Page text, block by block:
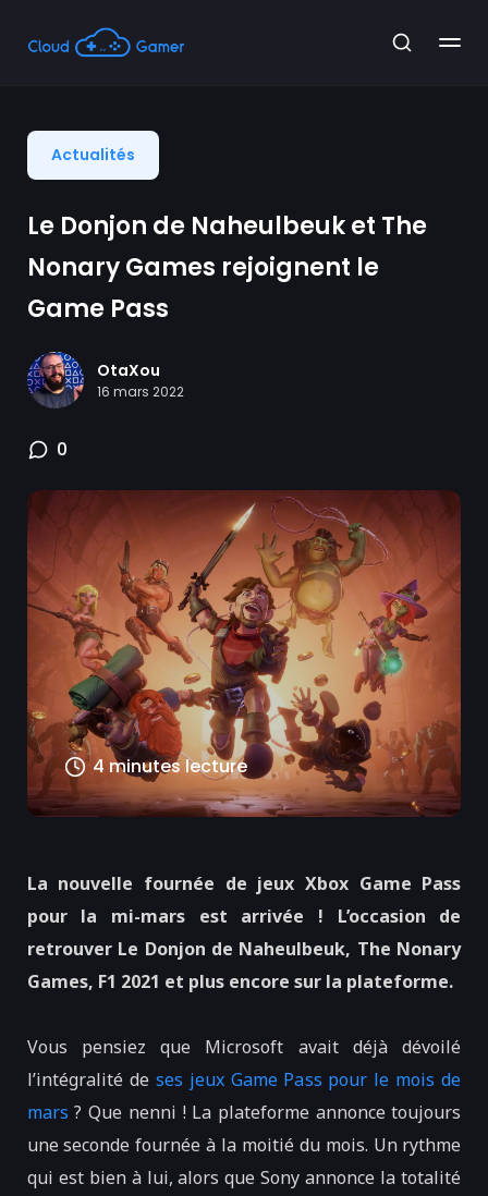
Actualités
Le Donjon de Naheulbeuk et The
Nonary Games rejoignent le
Game Pass
OtaXou
16 mars 2022
0
4 minutes lecture
La nouvelle fournée de jeux Xbox Game Pass
pour la mi-mars est arrivée ! L’occasion de
retrouver Le Donjon de Naheulbeuk, The Nonary
Games, F1 2021 et plus encore sur la plateforme.
Vous pensiez que Microsoft avait déjà dévoilé
l’intégralité de ses jeux Game Pass pour le mois de
mars ? Que nenni ! La plateforme annonce toujours
une seconde fournée à la moitié du mois. Un rythme
qui est bien à lui, alors que Sony annonce la totalité